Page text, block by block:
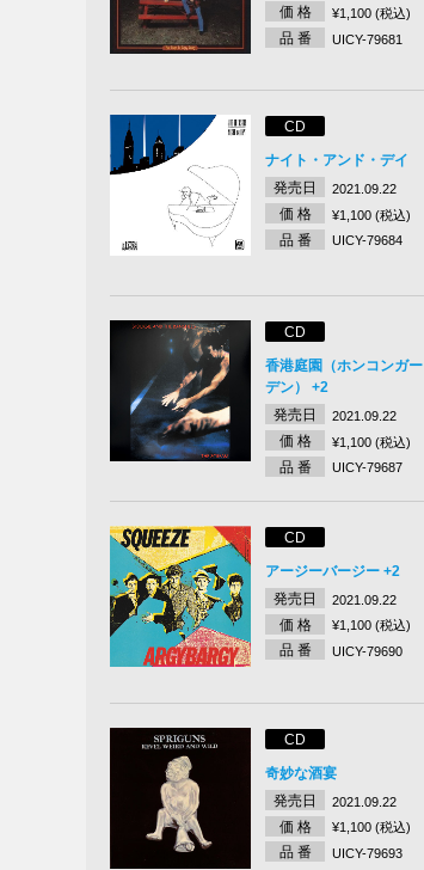
価 格 ¥1,100 (税込)
品 番 UICY-79681
CD
ナイト・アンド・デイ
発売日
2021.09.22
価 格 ¥1,100 (税込)
品 番 UICY-79684
CD
香港庭園（ホンコンガー
デン） +2
発売日
2021.09.22
価 格 ¥1,100 (税込)
品 番 UICY-79687
CD
アージーバージー +2
発売日
2021.09.22
価 格 ¥1,100 (税込)
品 番 UICY-79690
CD
奇妙な酒宴
発売日
2021.09.22
価 格 ¥1,100 (税込)
品 番 UICY-79693